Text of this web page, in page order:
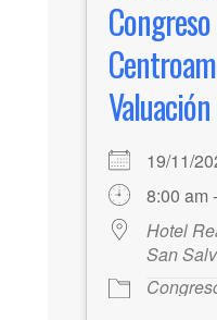
Congreso
Valuación
19/11/
8:00 am
Hotel
San